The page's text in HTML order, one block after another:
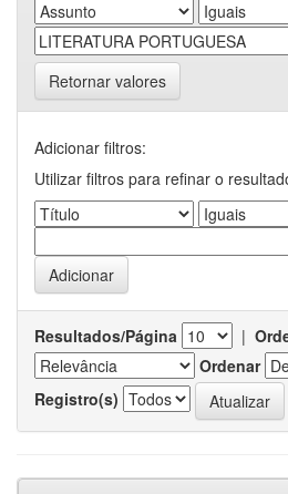
Retornar valores
Adicionar filtros:
Utilizar filtros para refinar o
Resultados/Página |
Ordenar
Registro(s)